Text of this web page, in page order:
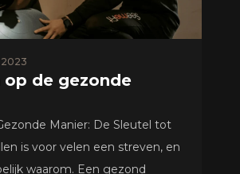
2023
de gezonde
Manier: De Sleutel tot
is voor velen een streven, en
waarom. Een gezond